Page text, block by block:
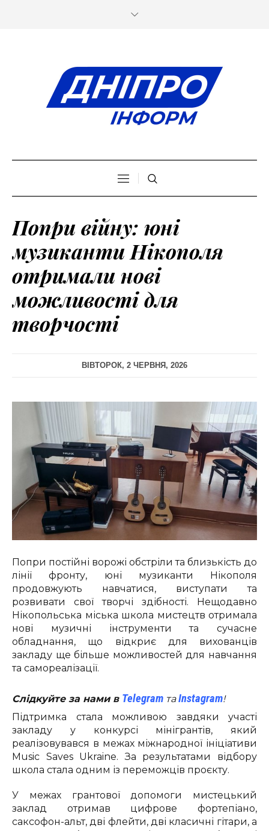
Попри війну: юні
музиканти Нікополя
отримали нові
можливості для
творчості
ВІВТОРОК, 2 ЧЕРВНЯ, 2026
Попри постійні ворожі обстріли та близькість до
лінії фронту, юні музиканти Нікополя
продовжують навчатися, виступати та
розвивати свої творчі здібності. Нещодавно
Нікопольська міська школа мистецтв отримала
нові музичні інструменти та сучасне
обладнання, що відкриє для вихованців
закладу ще більше можливостей для навчання
та самореалізації.
Слідкуйте за нами в Telegram таInstagram!
Підтримка стала можливою завдяки участі
закладу у конкурсі мінігрантів, який
реалізовувався в межах міжнародної ініціативи
Music Saves Ukraine. За результатами відбору
школа стала одним із переможців проєкту.
У межах грантової допомоги мистецький
заклад отримав цифрове фортепіано,
саксофон-альт, дві флейти, дві класичні гітари, а